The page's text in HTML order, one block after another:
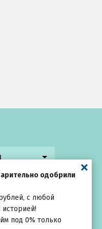
одобрили
с любой
под 0% только
Выбирай
внимательно